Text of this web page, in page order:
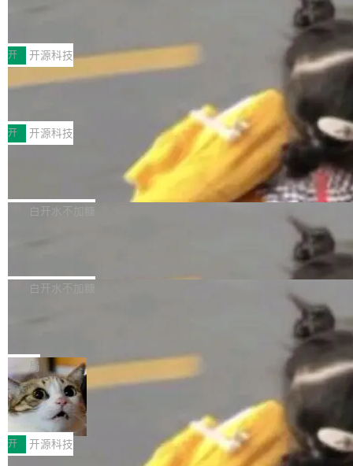
不完。」5T 来自免费额度，3T 来自 Go...
ve JH71XX 的设备，例如 VisionFive 2、PINE
64 STAR64，以及 QEMU。 增强了对 POSIX.1
-2024 和 C23 编程接口标准的兼容性。 compat
_linux(8) 增强了对 Linux 系统调用的支持，包
括 epoll（围绕 kqueue 实现）、POSIX 消息队
列、...
案
享会在上海举办。鸿蒙生态的全场景智慧营销平
台鲸鸿动能协同华为游戏中心，面向游戏行业开
发者及生态伙伴，系统呈现了平台在游戏领域的
完整能力版图——从IAP高价值用户的全周期经
营、到IAA游戏的“买变一体”正循环、再到联运与
广告协同的全链路经营闭环，以及面向全球市场
的出海增长布局。 华为终端云业务商业化销售负
责人在开场致辞中表示，游戏开发者的核心诉求
已不再是“多一个投放渠道”，而是一套能够持续
高质量游戏...
开 开源科技
技嘉X3D系列再添新成员 B850 AORU
面向AMD Ryzen X3D处理器玩家，技嘉X3D系
列主板阵容迎来新成员——B850 AORUS ELITE
X3D。作为面向主流高性能平台打造的全新主板
产品，B850 AORUS ELITE X3D延续技嘉在X3
D平台优化上的技术积累，旨在为游戏玩家带来
更稳定、更高效的装机选择。 B850 AORUS ELI
式2.0，可根据不同使用场景释放处理器潜力，
开 开源科技
Zadig v5.0 发布：AI 发布专员与 AI 审
我们团队这几天最大的卡点不是 AI 写得不够
好，是 AI 写得太好了。 好到审查排期从两天的
过 1528 名开发者，85% 说 AI 把瓶颈从写代码
白开水不加糖
数据库，有一个图形后端。作为一个原生的 Gra
布，具体更新内容包括： feat(zero)：Zero 现
支持 --security superflag（token=...;whitelist
=...），与 Alpha 版本的格式一致，并据此对其
管理 HTTP 端点进行授权。 <blockquote> <p>
<span><strong>警告：</strong>&nbsp;Zero
的 admin ...
白开水不加糖
块钱的玩意儿——一根小竹签，一个竹筒，一头
系着涂了松香的线。甩起来，竹膜震动，发出“哇
——哇”的蝉鸣声。实物越来越难找了，有开发者
把它做成了 Web 玩具，放在 zhuzhiliao.imsai.c
c 上，并在 GitHub 开源。 玩法很简单：按住屏
幕画圈，或者直接甩手机。页面会实时显示转速
局
30倍效率升级：解锁医学影像数据要素
价值化的真实路径
完成一例腹部CT影像标注，张医生过去需要约1
20个小时。他必须在数百张连续影像上，一笔一
笔勾画边界，一层一层识别肌肉组织。如今，使
开 开源科技